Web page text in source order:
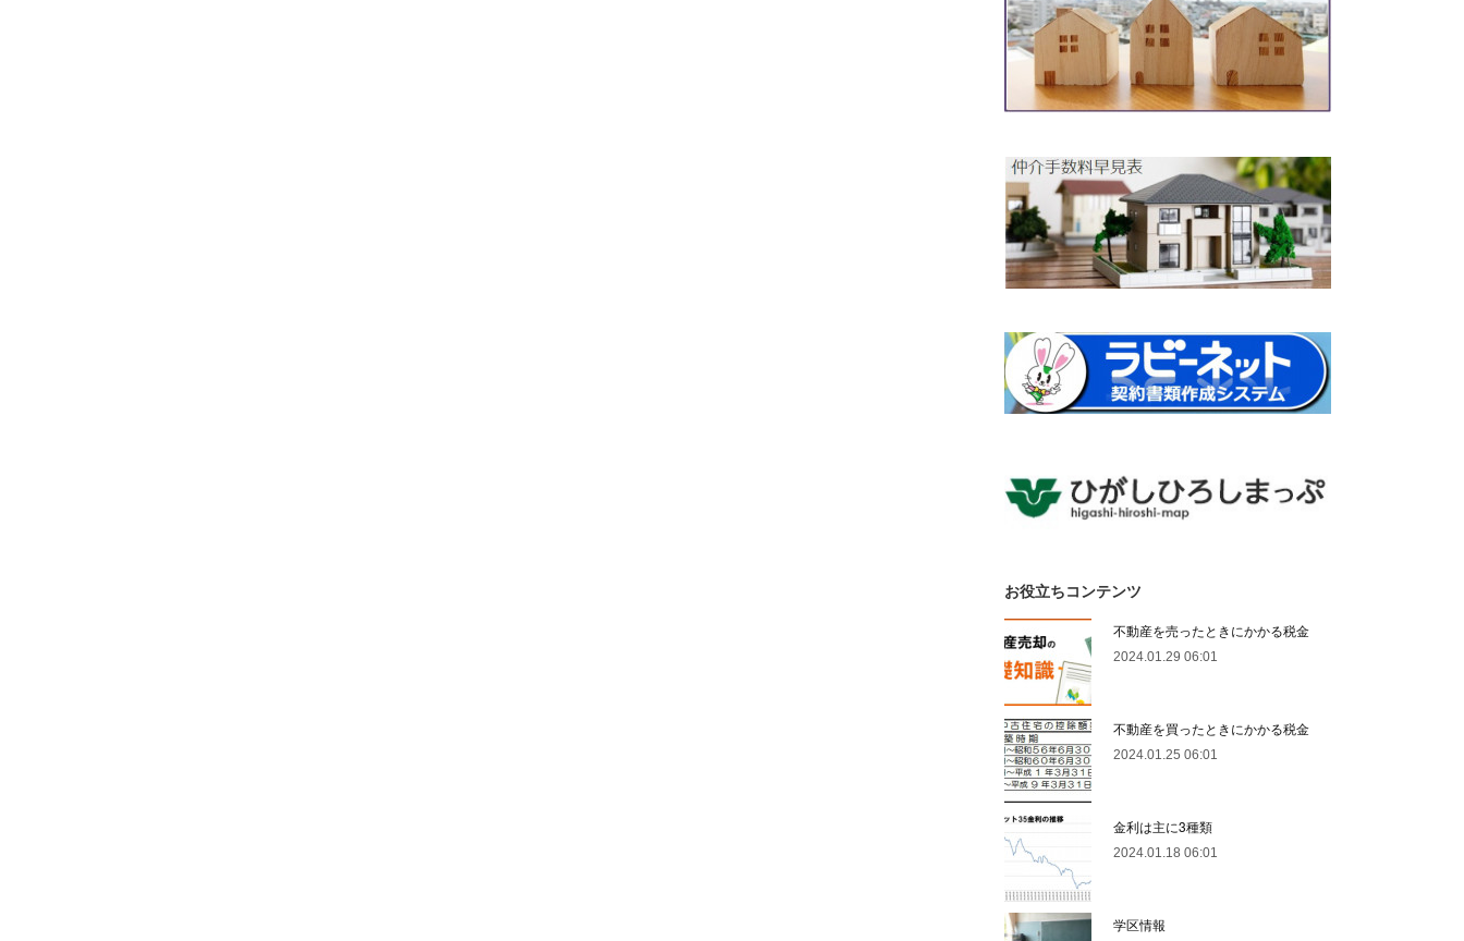
お役立ちコンテンツ
不動産を売ったときにかかる税金
2024.01.29 06:01
不動産を買ったときにかかる税金
2024.01.25 06:01
金利は主に3種類
2024.01.18 06:01
学区情報